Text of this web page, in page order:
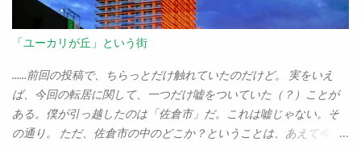
「ユーカリが丘」という街
……前回の投稿で、ちらっとだけ触れていたのだけど。 実をいえ
ば、今回の転居に関して、一つだけ嘘をついていた（？）ことが
ある。僕が引っ越したのは「佐倉市」だ。これは嘘じゃない。そ
の通り。 ただ、佐倉市の中のどこか？ということは、あえて今ま